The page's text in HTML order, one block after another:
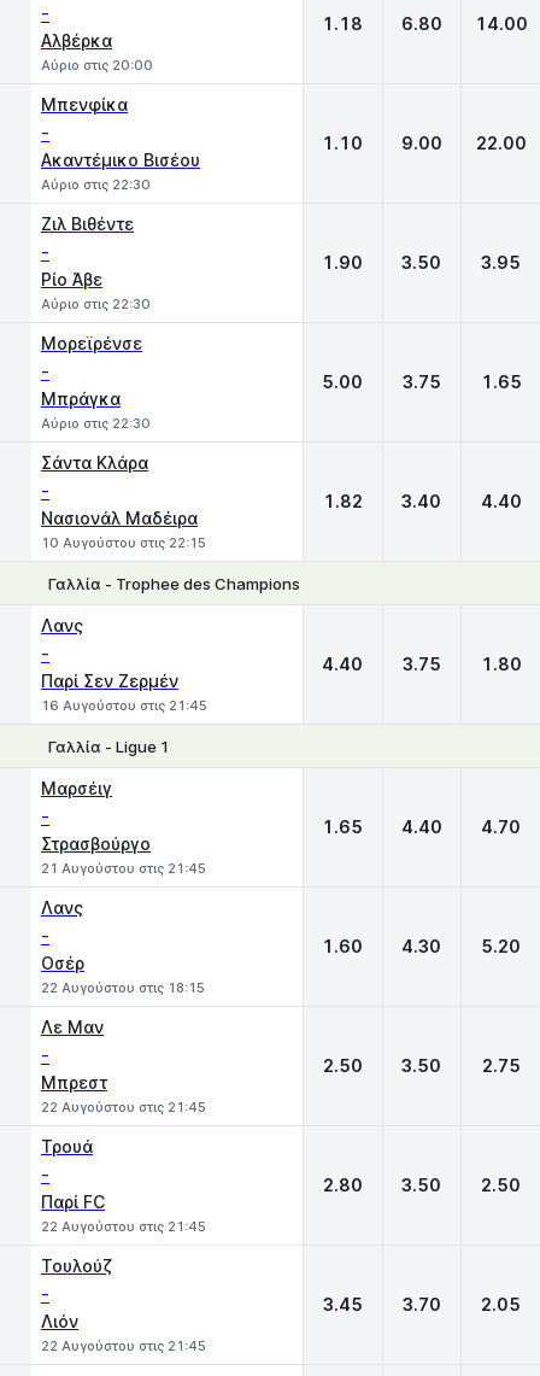
-
Αλβέρκα
Αύριο στις 20:00
1.18 6.80 14.00
Μπενφίκα
-
Ακαντέμικο Βισέου
Αύριο στις 22:30
1.10 9.00 22.00
Ζιλ Βιθέντε
-
Ρίο Άβε
Αύριο στις 22:30
1.90 3.50 3.95
Μορεϊρένσε
-
Μπράγκα
Αύριο στις 22:30
5.00 3.75 1.65
Σάντα Κλάρα
-
Νασιονάλ Μαδέιρα
10 Αυγούστου στις 22:15
1.82 3.40 4.40
Γαλλία - Trophee des Champions
Λανς
-
Παρί Σεν Ζερμέν
16 Αυγούστου στις 21:45
4.40 3.75 1.80
Γαλλία - Ligue 1
Μαρσέιγ
-
Στρασβούργο
21 Αυγούστου στις 21:45
1.65 4.40 4.70
Λανς
-
Οσέρ
22 Αυγούστου στις 18:15
1.60 4.30 5.20
Λε Μαν
-
Μπρεστ
22 Αυγούστου στις 21:45
2.50 3.50 2.75
Τρουά
-
Παρί FC
22 Αυγούστου στις 21:45
2.80 3.50 2.50
Τουλούζ
-
Λιόν
22 Αυγούστου στις 21:45
3.45 3.70 2.05